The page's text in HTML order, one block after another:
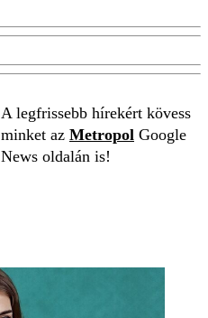
A legfrissebb hírekért kövess
minket az Metropol Google
News oldalán is!